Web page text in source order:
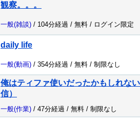
観察。。。
一般(雑談) / 104分経過 / 無料 / ログイン限定
daily life
一般(動画) / 354分経過 / 無料 / 制限なし
俺はティファ使いだったかもしれな
信）
一般(作業) / 47分経過 / 無料 / 制限なし